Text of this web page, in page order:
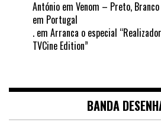
António em Venom – Preto,
em Portugal
. em Arranca o especial
TVCine Edition”
BANDA